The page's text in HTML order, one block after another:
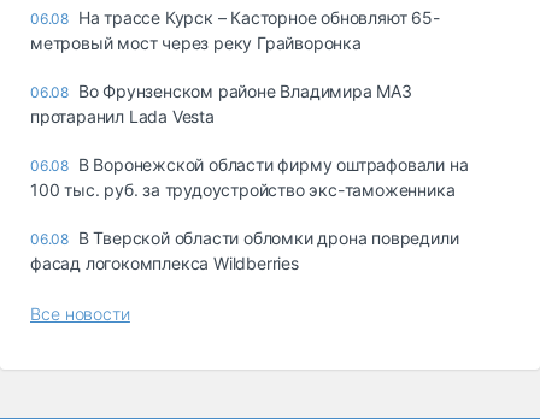
06.08 На трассе Курск – Касторное обновляют 65-
метровый мост через реку Грайворонка
06.08 Во Фрунзенском районе Владимира МАЗ
протаранил Lada Vesta
06.08 В Воронежской области фирму оштрафовали на
100 тыс. руб. за трудоустройство экс-таможенника
06.08 В Тверской области обломки дрона повредили
фасад логокомплекса Wildberries
Все новости